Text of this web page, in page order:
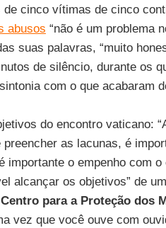
cinco vítimas de cinco
abusos “não é um problema
suas palavras, “muito
de silêncio, durante os
com o que acabaram
do encontro vaticano:
as lacunas, é
importante o empenho com o
alcançar os objetivos” de
Centro para a Proteção dos
vez que você ouve com